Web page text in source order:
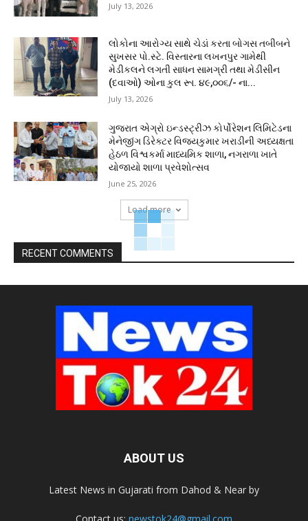
July 13, 2026
લોકોના આરોગ્ય સાથે ચેડાં કરતા બોગસ તબીબને
સુખસર પો.સ્ટે. વિસ્તારના લખનપુર ગામેથી
મેડીકલને લગતી સાધન સામગ્રી તથા મેડીસીન
(દવાઓ) ઓના કુલ રૂા. ૪૯,૦૦૬/- ના...
July 13, 2026
ગુજરાત એગ્રો ઇન્ડસ્ટ્રીઝ કોર્પોરેશન લિમિટેડના
મેનેજીંગ ડિરેક્ટર વિજયકુમાર ખરાડીની અધ્યક્ષતા
હેઠળ વિશ્વકર્મા માધ્યમિક શાળા, નગરાળા ખાતે
યોજાયો શાળા પ્રવેશોત્સવ
June 25, 2026
Load more
RECENT COMMENTS
ABOUT US
Latest News in Gujarati from Dahod & Near by